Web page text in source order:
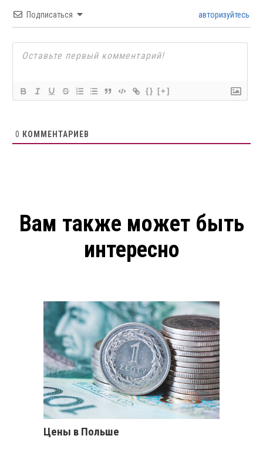
Подписаться авторизуйтесь
{} [+]
0 КОММЕНТАРИЕВ
Вам также может быть
интересно
Цены в Польше